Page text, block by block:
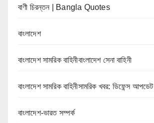
বাণী চিরন্তন | Bangla Quotes
বাংলাদেশ
বাংলাদেশ সামরিক বাহিনীবাংলাদেশ সেনা বাহিনী
বাংলাদেশ সামরিক বাহিনীসামরিক খবর: ডিফেন্স আপডেট
বাংলাদেশ-ভারত সম্পর্ক